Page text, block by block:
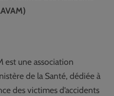
est une association
de la Santé, dédiée à
des victimes d’accidents